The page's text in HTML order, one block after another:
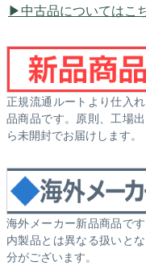
中古品についてはこ
正規流通ルートより仕入
品商品です。原則、工場
ら未開封でお届けします。
海外メーカー新品商品で
内製品とは異なる扱いと
分がございます。